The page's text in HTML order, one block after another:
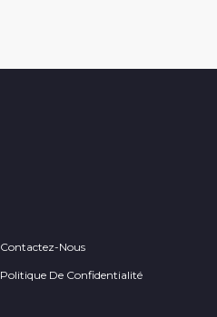
Contactez-Nous
Politique De Confidentialité